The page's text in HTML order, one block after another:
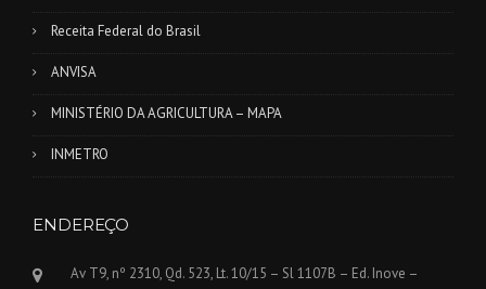
Receita Federal do Brasil
ANVISA
MINISTÉRIO DA AGRICULTURA – MAPA
INMETRO
ENDEREÇO
Av T9, nº 2310, Qd. 523, Lt. 10/15 – Sl 1107B – Ed. Inove –